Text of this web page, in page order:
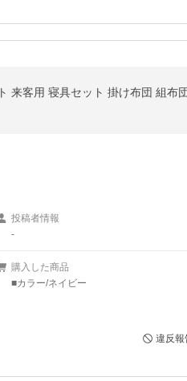
来客用 寝具セット 掛け布団 組布
投稿者情報
-
購入した商品
■カラー/ネイビー
違反報